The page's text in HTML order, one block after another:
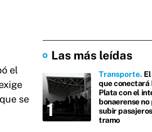
el
se
Las más leídas
Transporte
que conectará
Plata con el
bonaerense
subir
tramo